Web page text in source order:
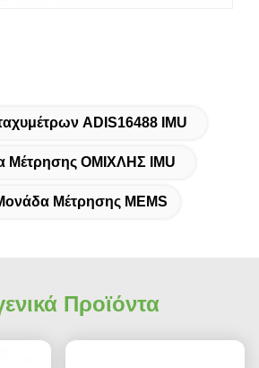
ADIS16488 IMU
Μέτρησης ΟΜΙΧΛΗΣ IMU
Μέτρησης MEMS
Προϊόντα